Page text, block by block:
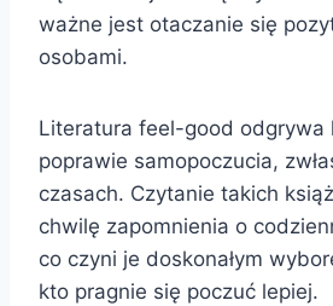
ważne jest otaczanie się
osobami.
Literatura feel-good odgrywa
poprawie samopoczucia,
czasach. Czytanie takich
chwilę zapomnienia o
co czyni je doskonałym
kto pragnie się poczuć lepiej.